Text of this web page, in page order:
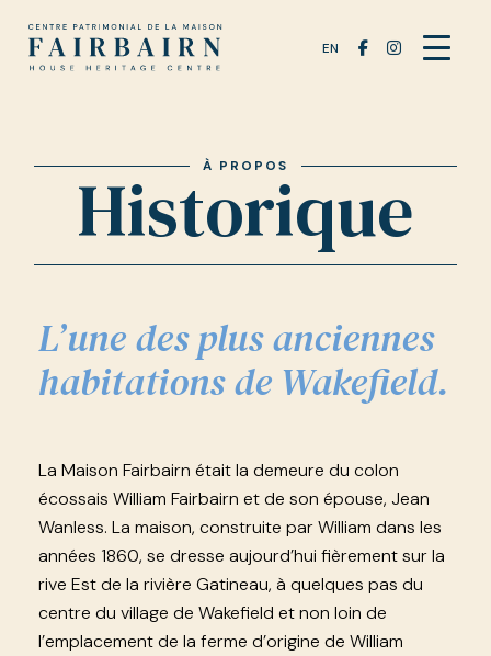
EN
À PROPOS
Historique
L’une des plus anciennes
habitations de Wakefield.
La Maison Fairbairn était la demeure du colon
écossais William Fairbairn et de son épouse, Jean
Wanless. La maison, construite par William dans les
années 1860, se dresse aujourd’hui fièrement sur la
rive Est de la rivière Gatineau, à quelques pas du
centre du village de Wakefield et non loin de
l’emplacement de la ferme d’origine de William